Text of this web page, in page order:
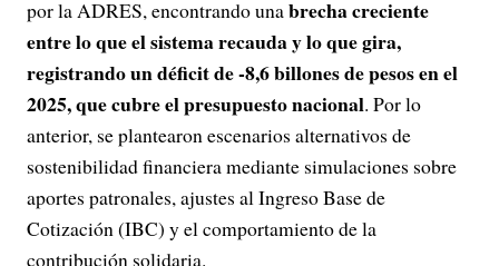
por la ADRES, encontrando unabrecha creciente
entre lo que el sistema recauda y lo que gira,
registrando un déficit de -8,6 billones de pesos en el
2025, que cubre el presupuesto nacional. Por lo
anterior, se plantearon escenarios alternativos de
sostenibilidad financiera mediante simulaciones sobre
aportes patronales, ajustes al Ingreso Base de
Cotización (IBC) y el comportamiento de la
contribución solidaria.